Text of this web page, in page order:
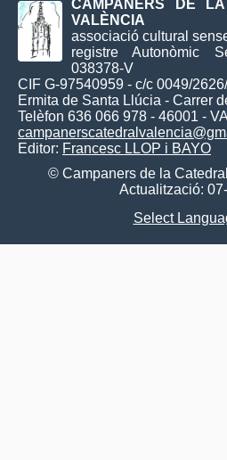
CAMPANERS DE
VALÈNCIA
associació cultural
registre Autonòmic
038378-V
CIF G-97540959 - c/c 0049/
Ermita de Santa Llúcia - Carrer
Telèfon 636 066 978 - 46001 -
Editor: Francesc LLOP i BAYO
© Campaners de la
Actualització:
Select